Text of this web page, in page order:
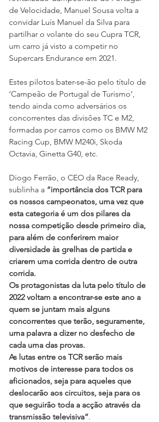
de Velocidade, Manuel Sousa volta a
convidar Luís Manuel da Silva para
partilhar o volante do seu Cupra TCR,
um carro já visto a competir no
Supercars Endurance em 2021.
Estes pilotos bater-se-ão pelo título de
‘Campeão de Portugal de Turismo’,
tendo ainda como adversários os
concorrentes das divisões TC e M2,
formadas por carros como os BMW M2
Racing Cup, BMW M240i, Skoda
Octavia, Ginetta G40, etc.
Diogo Ferrão, o CEO da Race Ready,
sublinha a “importância dos TCR para
os nossos campeonatos, uma vez que
esta categoria é um dos pilares da
nossa competição desde primeiro dia,
para além de conferirem maior
diversidade às grelhas de partida e
criarem uma corrida dentro de outra
corrida.
Os protagonistas da luta pelo título de
2022 voltam a encontrar-se este ano a
quem se juntam mais alguns
concorrentes que terão, seguramente,
uma palavra a dizer no desfecho de
cada uma das provas.
As lutas entre os TCR serão mais
motivos de interesse para todos os
aficionados, seja para aqueles que
deslocarão aos circuitos, seja para os
que seguirão toda a acção através da
transmissão televisiva”.